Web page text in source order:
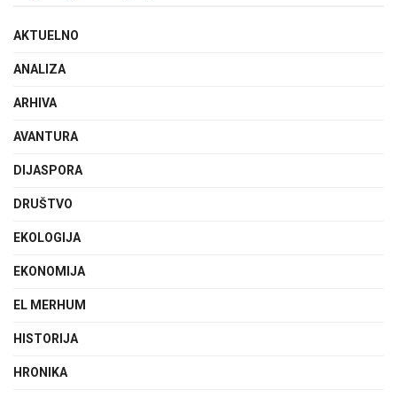
AKTUELNO
ANALIZA
ARHIVA
AVANTURA
DIJASPORA
DRUŠTVO
EKOLOGIJA
EKONOMIJA
EL MERHUM
HISTORIJA
HRONIKA